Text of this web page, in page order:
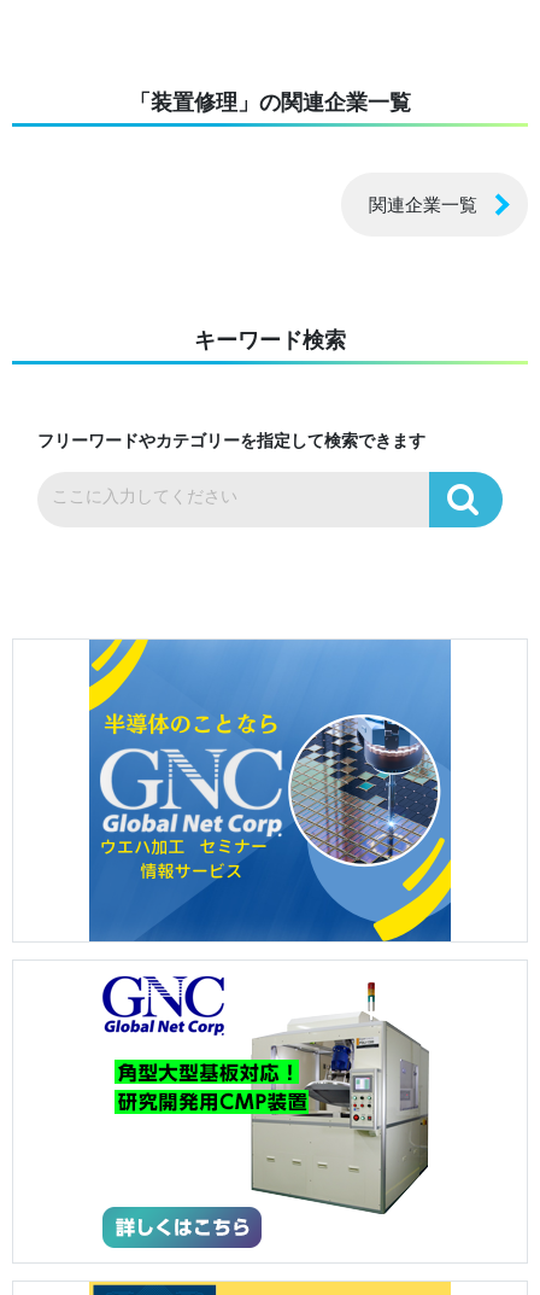
「装置修理」の関連企業一覧
関連企業一覧
キーワード検索
フリーワードやカテゴリーを指定して検索できます